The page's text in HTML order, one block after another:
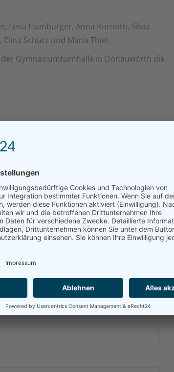
Lena Humburger, Anna Kurnoth, Silvia
Schürz und Maria Thiel.
Gymnasiumturnhalle in Donauwörth die
Felder sind mit